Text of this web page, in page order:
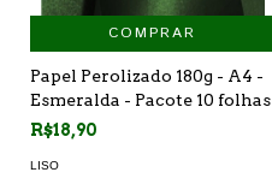
COMPRAR
Papel Perolizado 180g - A4 -
Esmeralda - Pacote 10 folhas
R$18,90
LISO